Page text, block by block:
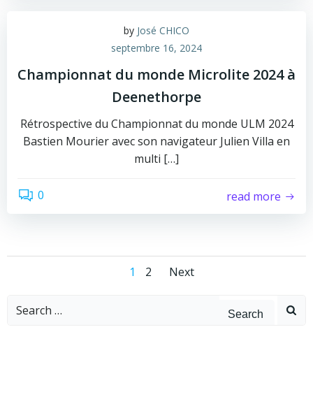
by José CHICO
septembre 16, 2024
Championnat du monde Microlite 2024 à
Deenethorpe
Rétrospective du Championnat du monde ULM 2024
Bastien Mourier avec son navigateur Julien Villa en
multi […]
0 read more
1 2 Next